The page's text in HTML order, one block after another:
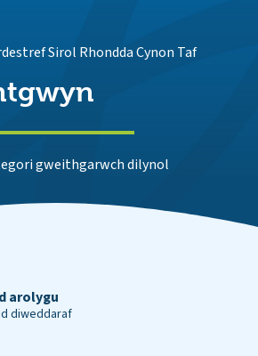
Sirol Rhondda Cynon Taf
gweithgarwch dilynol
arolygu
diweddaraf